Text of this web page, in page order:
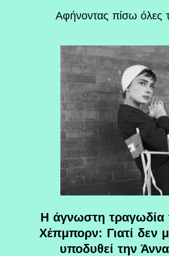
Αφήνοντας πίσω όλες
Η άγνωστη τραγωδία
Χέπμπορν: Γιατί δεν
υποδυθεί την